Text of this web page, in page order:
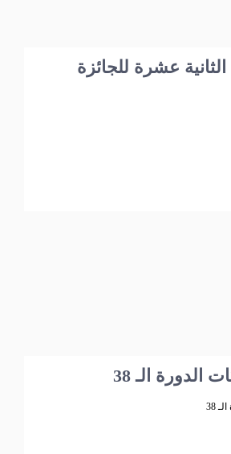
الثانية عشرة للجائزة
الدورة الـ 38
38